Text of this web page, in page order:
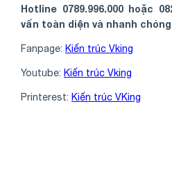
Hotline 0789.996.000 hoặc
vấn toàn diện và nhanh
Fanpage: Kiến trúc Vking
Youtube: Kiến trúc Vking
Printerest: Kiến trúc VKing